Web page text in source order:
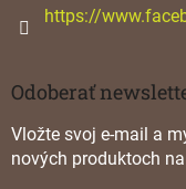
https://
Odoberať
Vložte svoj e-mail a
nových produktoch